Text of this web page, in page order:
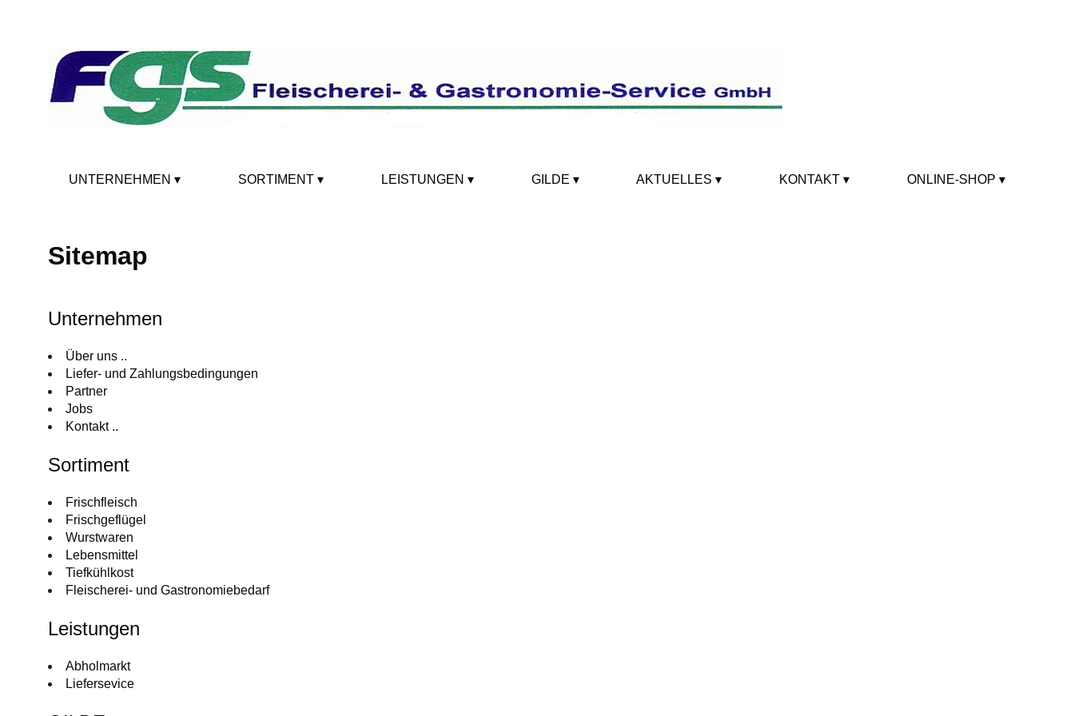
UNTERNEHMEN SORTIMENT LEISTUNGEN GILDE AKTUELLES KONTAKT ONLINE-SHOP
Sitemap
Unternehmen
Über uns ..
Liefer- und Zahlungsbedingungen
Partner
Jobs
Kontakt ..
Sortiment
Frischfleisch
Frischgeflügel
Wurstwaren
Lebensmittel
Tiefkühlkost
Fleischerei- und Gastronomiebedarf
Leistungen
Abholmarkt
Liefersevice